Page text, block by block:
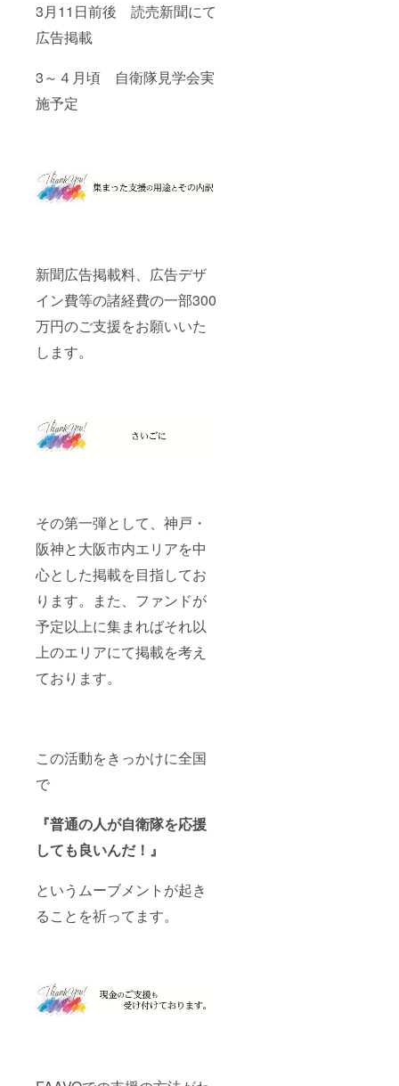
3月11日前後 読売新聞にて
広告掲載
3～４月頃 自衛隊見学会実
施予定
新聞広告掲載料、広告デザ
イン費等の諸経費の一部300
万円のご支援をお願いいた
します。
その第一弾として、神戸・
阪神と大阪市内エリアを中
心とした掲載を目指してお
ります。また、ファンドが
予定以上に集まればそれ以
上のエリアにて掲載を考え
ております。
この活動をきっかけに全国
で
『普通の人が自衛隊を応援
しても良いんだ！』
というムーブメントが起き
ることを祈ってます。